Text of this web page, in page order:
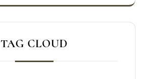
TAG CLOUD